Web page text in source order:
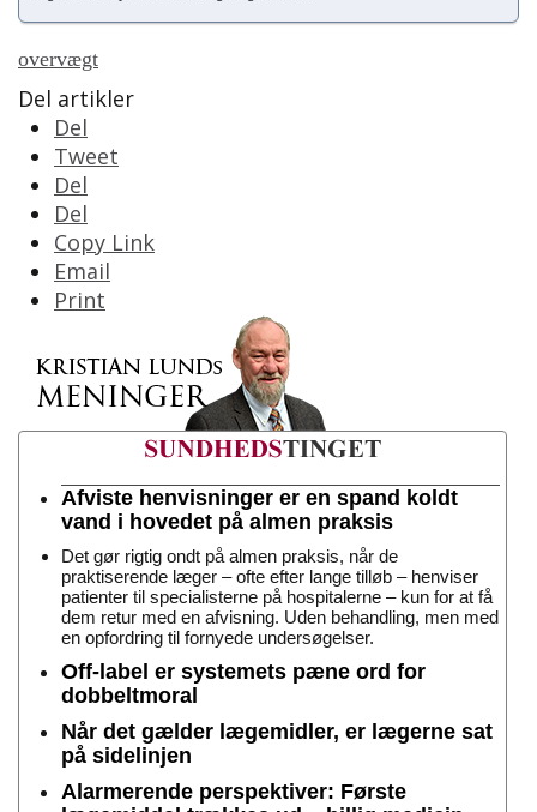
overvægt
Del artikler
Del
Tweet
Del
Del
Copy Link
Email
Print
Afviste henvisninger er en spand koldt
vand i hovedet på almen praksis
Det gør rigtig ondt på almen praksis, når de
praktiserende læger – ofte efter lange tilløb – henviser
patienter til specialisterne på hospitalerne – kun for at få
dem retur med en afvisning. Uden behandling, men med
en opfordring til fornyede undersøgelser.
Off-label er systemets pæne ord for
dobbeltmoral
Når det gælder lægemidler, er lægerne sat
på sidelinjen
Alarmerende perspektiver: Første